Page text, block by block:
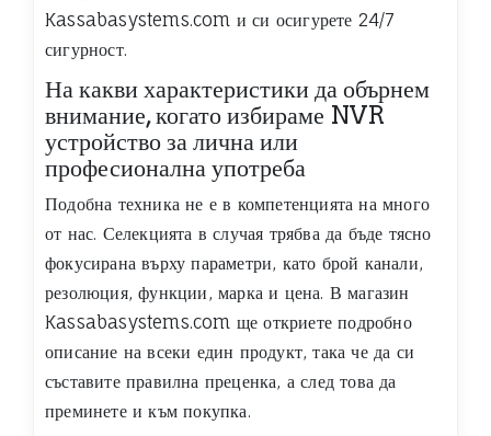
Kassabasystems.com и си осигурете 24/7
сигурност.
На какви характеристики да обърнем
внимание, когато избираме NVR
устройство за лична или
професионална употреба
Подобна техника не е в компетенцията на много
от нас. Селекцията в случая трябва да бъде тясно
фокусирана върху параметри, като брой канали,
резолюция, функции, марка и цена. В магазин
Kassabasystems.com ще откриете подробно
описание на всеки един продукт, така че да си
съставите правилна преценка, а след това да
преминете и към покупка.